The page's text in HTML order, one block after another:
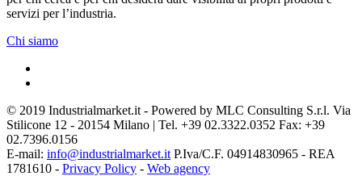
servizi per l’industria.
Chi siamo
© 2019 Industrialmarket.it - Powered by MLC Consulting S.r.l. Via
Stilicone 12 - 20154 Milano | Tel. +39 02.3322.0352 Fax: +39
02.7396.0156
E-mail: info@industrialmarket.it P.Iva/C.F. 04914830965 - REA
1781610 - Privacy Policy - Web agency